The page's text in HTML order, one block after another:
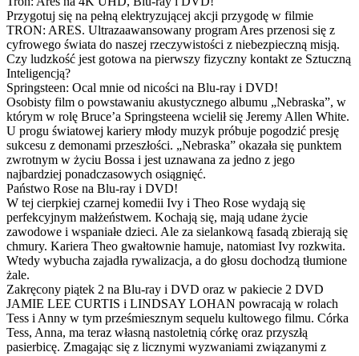
Przygotuj się na pełną elektryzującej akcji przygodę w filmie
TRON: ARES. Ultrazaawansowany program Ares przenosi się z
cyfrowego świata do naszej rzeczywistości z niebezpieczną misją.
Czy ludzkość jest gotowa na pierwszy fizyczny kontakt ze Sztuczną
Inteligencją?
Springsteen: Ocal mnie od nicości na Blu-ray i DVD!
Osobisty film o powstawaniu akustycznego albumu „Nebraska”, w
którym w rolę Bruce’a Springsteena wcielił się Jeremy Allen White.
U progu światowej kariery młody muzyk próbuje pogodzić presję
sukcesu z demonami przeszłości. „Nebraska” okazała się punktem
zwrotnym w życiu Bossa i jest uznawana za jedno z jego
najbardziej ponadczasowych osiągnięć.
Państwo Rose na Blu-ray i DVD!
W tej cierpkiej czarnej komedii Ivy i Theo Rose wydają się
perfekcyjnym małżeństwem. Kochają się, mają udane życie
zawodowe i wspaniałe dzieci. Ale za sielankową fasadą zbierają się
chmury. Kariera Theo gwałtownie hamuje, natomiast Ivy rozkwita.
Wtedy wybucha zajadła rywalizacja, a do głosu dochodzą tłumione
żale.
Zakręcony piątek 2 na Blu-ray i DVD oraz w pakiecie 2 DVD
JAMIE LEE CURTIS i LINDSAY LOHAN powracają w rolach
Tess i Anny w tym prześmiesznym sequelu kultowego filmu. Córka
Tess, Anna, ma teraz własną nastoletnią córkę oraz przyszłą
pasierbicę. Zmagając się z licznymi wyzwaniami związanymi z